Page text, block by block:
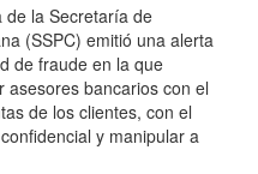
de la Secretaría de
(SSPC) emitió una alerta
de fraude en la que
asesores bancarios con el
de los clientes, con el
y manipular a